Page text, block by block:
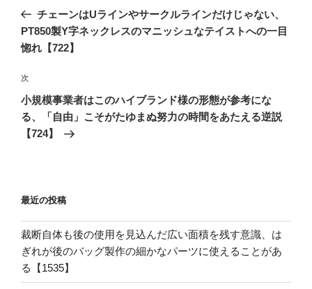
ナ
ビ
ー
シ
ョ
ン
の
投
稿
チェーンはUラインやサークルラインだけじゃない、
PT850製Y字ネックレスのマニッシュなテイストへの一目
惚れ【722】
次
の
投
稿
次
小規模事業者はこのハイブランド様の形態が参考にな
る、「自由」こそがたゆまぬ努力の時間をあたえる逆説
【724】
最近の投稿
裁断自体も後の使用を見込んだ広い面積を残す意識、は
ぎれが後のバッグ製作の細かなパーツに使えることがあ
る【1535】